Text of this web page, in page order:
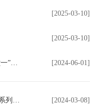
[2025-03-10]
[2025-03-10]
市妇联、市中心医院联合举办庆“六一”儿童节主题活动 [2024-06-01]
我院开展“情暖半边天 巾帼绽风采”系列活动欢庆国际劳动妇女节 [2024-03-08]